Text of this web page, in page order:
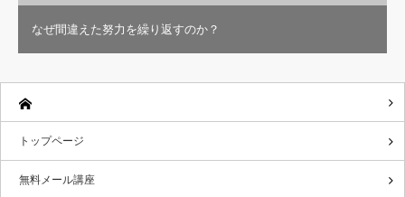
なぜ間違えた努力を繰り返すのか？
トップページ
無料メール講座